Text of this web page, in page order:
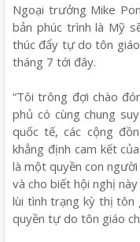
Ngoại trưởng Mike
bản phúc trình là Mỹ
thúc đẩy tự do tôn
tháng 7 tới đây.
“Tôi trông đợi chào
phủ có cùng chung
quốc tế, các cộng
khẳng định cam kết
là một quyền con
và cho biết hội nghị
lùi tình trạng kỳ thị
quyền tự do tôn giáo